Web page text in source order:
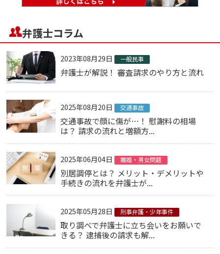
弁護士コラム
2023年08月29日 一般民事
弁護士が解説！ 審査請求のやり方と流れ
2025年08月20日 交通事故
交通事故で顔に傷が…！ 慰謝料の相場
は？ 請求の流れと増額方...
2025年06月04日 離婚・男女問題
別居調停とは？ メリット・デメリットや
手続きの流れを弁護士が...
2025年05月28日 刑事弁護・少年事件
取り調べで弁護士に立ち会いをお願いで
きる？ 逮捕後の請求も解...